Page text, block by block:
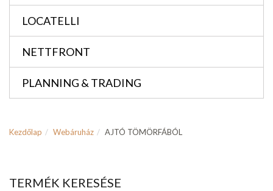
LOCATELLI
NETTFRONT
PLANNING & TRADING
Kezdőlap Webáruház AJTÓ TÖMÖRFÁBÓL
TERMÉK KERESÉSE